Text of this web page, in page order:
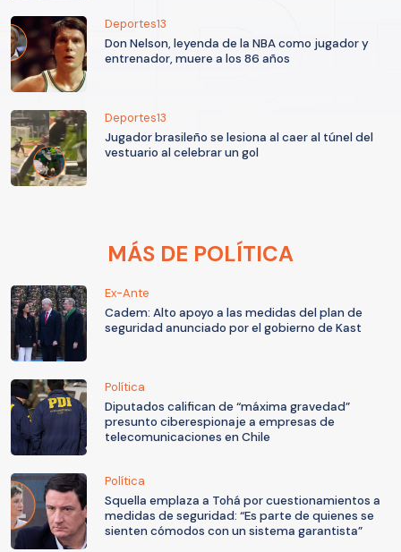
Deportes13
Don Nelson, leyenda de la NBA como jugador y
entrenador, muere a los 86 años
Deportes13
Jugador brasileño se lesiona al caer al túnel del
vestuario al celebrar un gol
MÁS DE POLÍTICA
Ex-Ante
Cadem: Alto apoyo a las medidas del plan de
seguridad anunciado por el gobierno de Kast
Política
Diputados califican de “máxima gravedad”
presunto ciberespionaje a empresas de
telecomunicaciones en Chile
Política
Squella emplaza a Tohá por cuestionamientos a
medidas de seguridad: “Es parte de quienes se
sienten cómodos con un sistema garantista”